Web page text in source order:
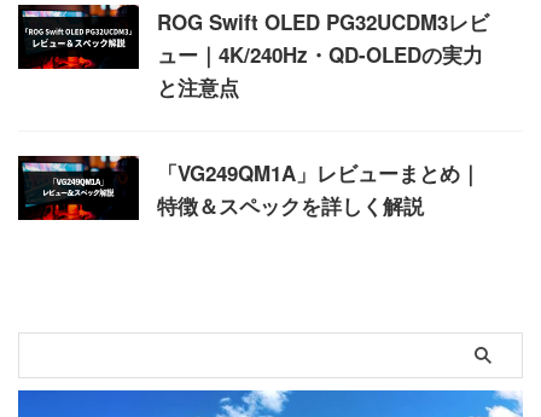
ROG Swift OLED PG32UCDM3レビ
ュー｜4K/240Hz・QD-OLEDの実力
と注意点
「VG249QM1A」レビューまとめ｜
特徴＆スペックを詳しく解説